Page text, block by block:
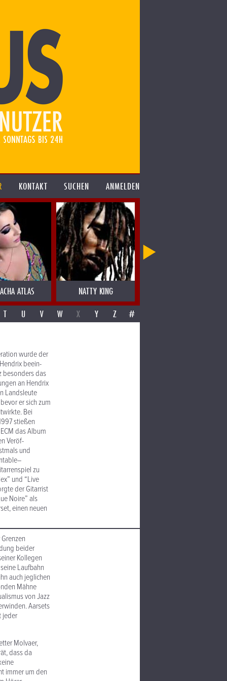
KONTAKT SUCHEN ANMELDEN
ATLAS NATTY KING
T U V W X Y Z #
wurde der
beein­
besonders das
an Hendrix
Land­sleute
er sich zum
Bei
stießen
das Album
Veröf­
und
zu
und “Live
der Gitarrist
Noire” als
einen neuen
beider
Kollegen
Laufbahn
auch jeglichen
Mähne
von Jazz
Aarsets
jeder
Molvaer,
dass da
immer um den